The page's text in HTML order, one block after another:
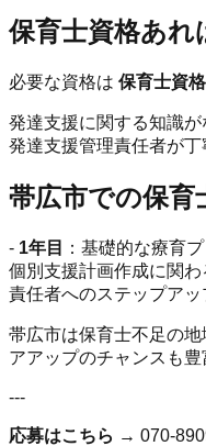
保育士資格あ
必要な資格は 保育士資
発達支援に関する知識
発達支援管理責任者が丁
帯広市での保育
- 1年目 ：基礎的な療育
個別支援計画作成に関わ
責任者へのステップアッ
帯広市は保育士不足の
アアップのチャンスも豊
---
応募はこちら → 070-